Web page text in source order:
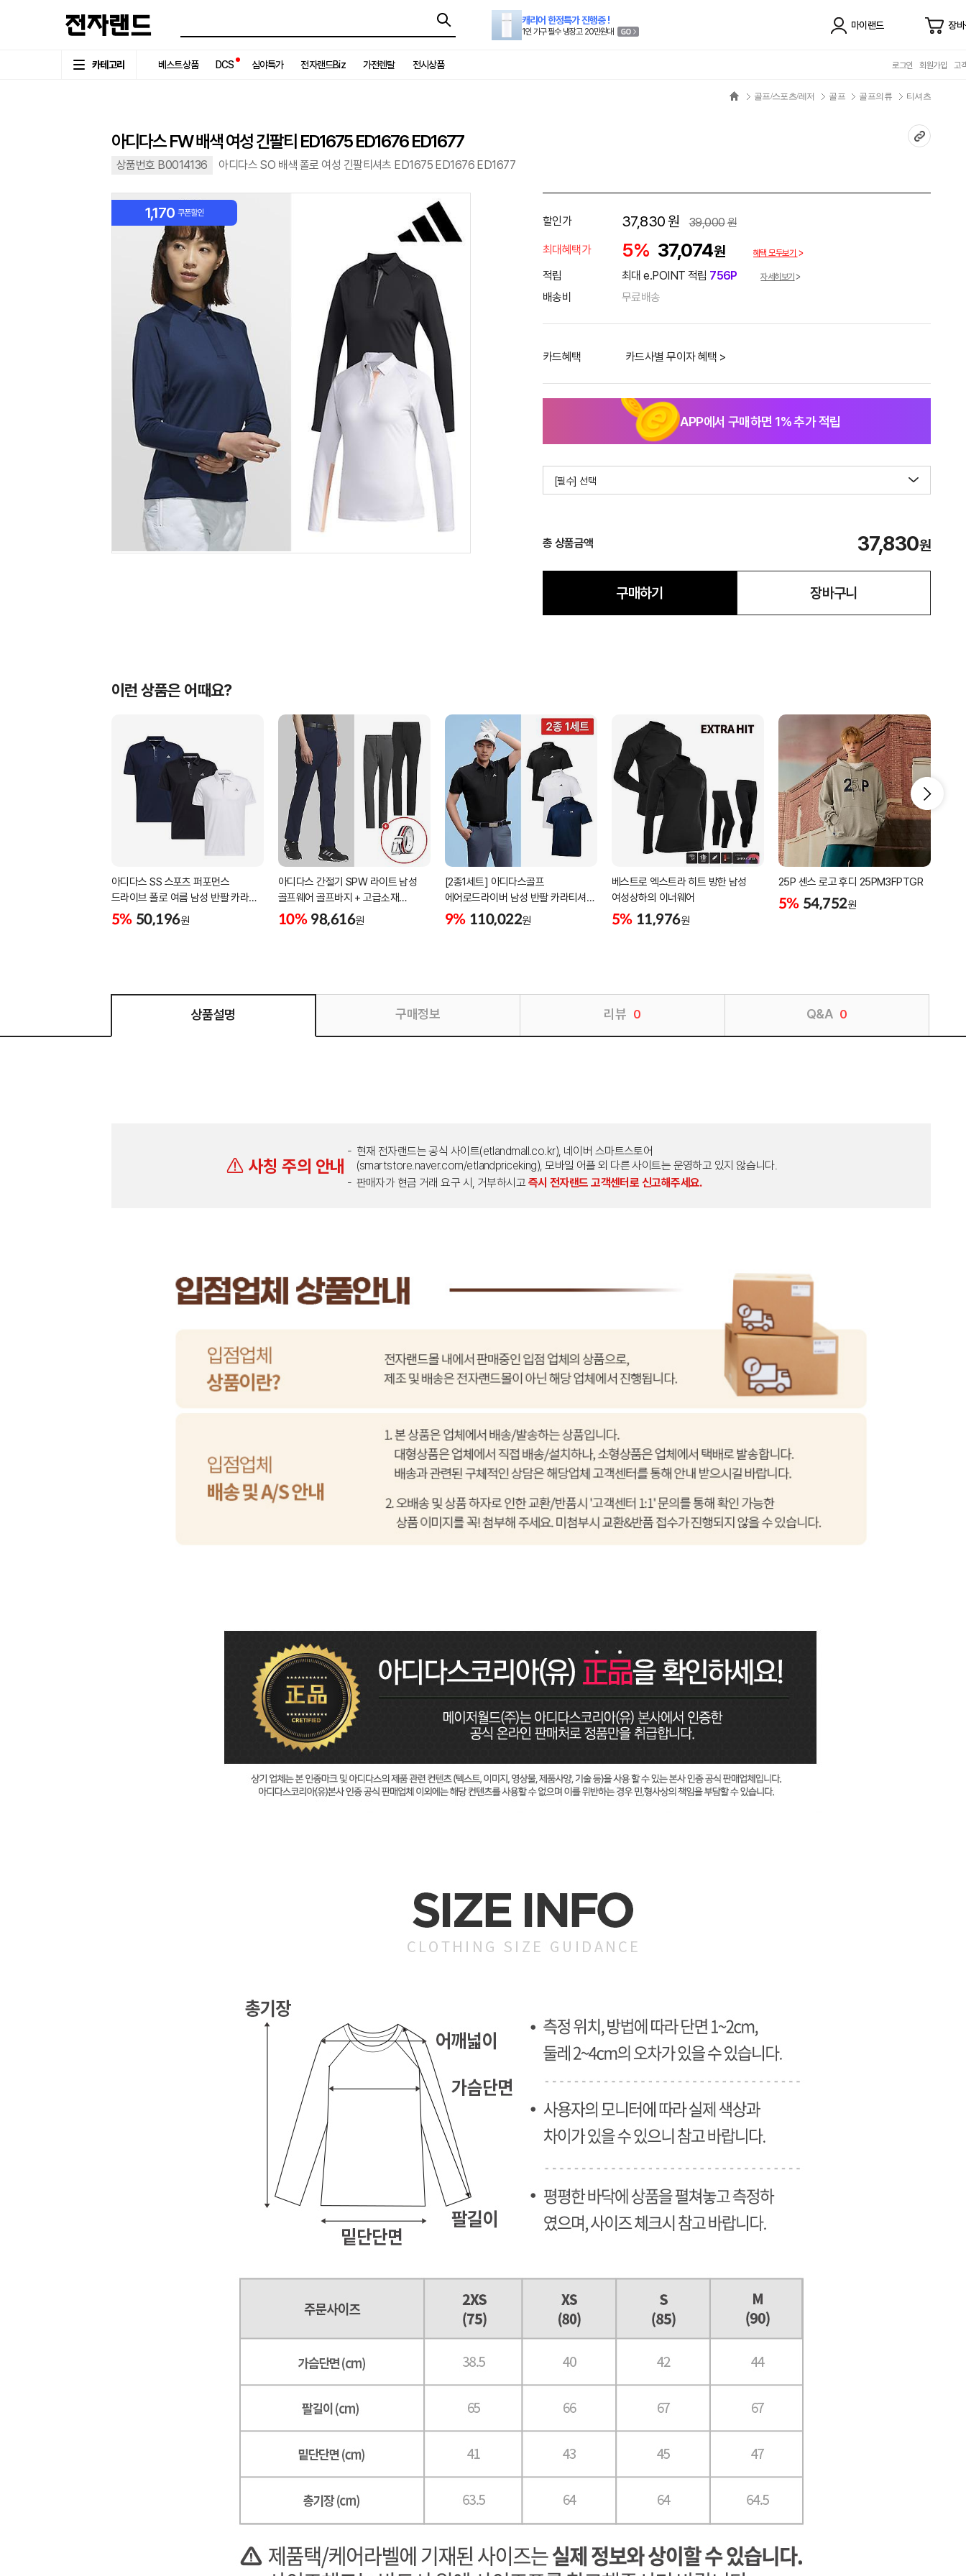
캐리어 한정특가 진행중 !
1인 가구 필수 냉장고 20만원대
마이랜드 장
카테고리 베스트상품 DCS 심야특가 전자랜드Biz 가전렌탈 전시상품 로그인 회원가입 고
골프/스포츠/레저 골프 골프의류 티셔츠
아디다스 FW 배색 여성 긴팔티 ED1675 ED1676 ED1677
상품번호 B0014136 아디다스 SO 배색 폴로 여성 긴팔티셔츠 ED1675 ED1676 ED1677
1,170 쿠폰할인
할인가 37,830원 39,000원
최대혜택가
5% 37,074원 혜택 모두보기
적립 최대 e.POINT 적립 756P 자세히보기
배송비 무료배송
카드혜택 카드사별 무이자 혜택 >
APP에서 구매하면 1% 추가 적립
[필수] 선택
총 상품금액 37,830원
구매하기 장바구니
이런 상품은 어때요?
아디다스 SS 스포츠 퍼포먼스
드라이브 폴로 여름 남성 반팔 카라
티셔츠 IA5447 IA5448 IA5446
5% 50,196원
아디다스 간절기 SPW 라이트 남성
골프웨어 골프바지 + 고급소재
삼선패턴 골프벨트 세트
10% 98,616원
[2종1세트] 아디다스골프
에어로드라이버 남성 반팔 카라티셔츠
남자 골프웨어 JE8325 JG1312
9% 110,022원
베스트로 엑스트라 히트 방한 남성
여성상하의 이너웨어
5% 11,976원
25P 센스 로고 후디 25PM3FPTGR
5% 54,752원
상품설명 구매정보 리뷰 0 Q&A 0
사칭 주의 안내
현재 전자랜드는 공식 사이트(etlandmall.co.kr), 네이버 스마트스토어
(smartstore.naver.com/etlandpriceking), 모바일 어플 외 다른 사이트는 운영하고 있지 않습니다.
판매자가 현금 거래 요구 시, 거부하시고 즉시 전자랜드 고객센터로 신고해주세요.